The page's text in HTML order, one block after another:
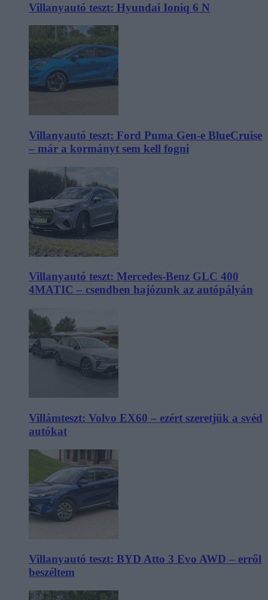
Villanyautó teszt: Hyundai Ioniq 6 N
Villanyautó teszt: Ford Puma Gen-e BlueCruise
– már a kormányt sem kell fogni
Villanyautó teszt: Mercedes-Benz GLC 400
4MATIC – csendben hajózunk az autópályán
Villámteszt: Volvo EX60 – ezért szeretjük a svéd
autókat
Villanyautó teszt: BYD Atto 3 Evo AWD – erről
beszéltem